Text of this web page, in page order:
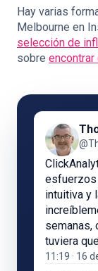
Hay varias
Melbourne en
selección de
sobre
esfuerzos
intuitiva y
semanas,
tuviera
11:19 · 16